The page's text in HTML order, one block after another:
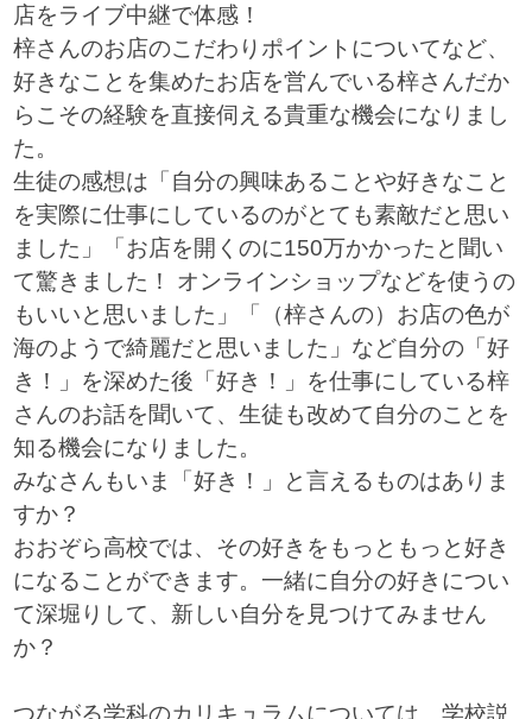
店をライブ中継で体感！
梓さんのお店のこだわりポイントについてなど、
好きなことを集めたお店を営んでいる梓さんだか
らこその経験を直接伺える貴重な機会になりまし
た。
生徒の感想は「自分の興味あることや好きなこと
を実際に仕事にしているのがとても素敵だと思い
ました」「お店を開くのに150万かかったと聞い
て驚きました！ オンラインショップなどを使うの
もいいと思いました」「（梓さんの）お店の色が
海のようで綺麗だと思いました」など自分の「好
き！」を深めた後「好き！」を仕事にしている梓
さんのお話を聞いて、生徒も改めて自分のことを
知る機会になりました。
みなさんもいま「好き！」と言えるものはありま
すか？
おおぞら高校では、その好きをもっともっと好き
になることができます。一緒に自分の好きについ
て深堀りして、新しい自分を見つけてみません
か？
つながる学科のカリキュラムについては、学校説